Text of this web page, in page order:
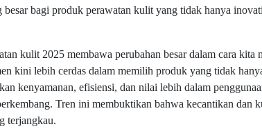
bagi produk perawatan kulit yang tidak hanya
kulit 2025 membawa perubahan besar dalam cara kita
kini lebih cerdas dalam memilih produk yang tidak
kenyamanan, efisiensi, dan nilai lebih dalam
Tren ini membuktikan bahwa kecantikan dan
terjangkau.